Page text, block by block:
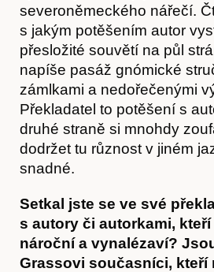
severoněmeckého nářečí.
s jakým potěšením autor
přesložité souvětí na půl
napíše pasáž gnómické
zámlkami a nedořečenými
Překladatel to potěšení s
druhé straně si mnohdy
dodržet tu různost v jiném
snadné.
Setkal jste se ve své
s autory či autorkami,
nároční a vynalézaví?
Grassovi současníci, kteří